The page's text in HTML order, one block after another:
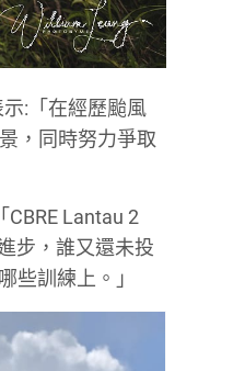
示:「在經歷颱風
，同時努力爭取
Lantau 2
步，誰又還未投
些訓練上。」